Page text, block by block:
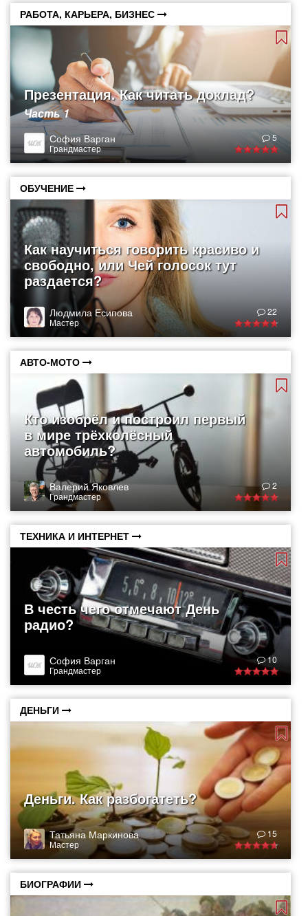
РАБОТА, КАРЬЕРА, БИЗНЕС
Презентация. Как читать доклад?
Часть 1
София Варган
Грандмастер
5
ОБУЧЕНИЕ
Как научиться говорить красиво и
свободно, или Чей голосок тут
раздается?
Людмила Есипова
Мастер
22
АВТО-МОТО
Кто изобрёл и построил первый
в мире трёхколёсный
автомобиль?
Валерий Яковлев
Грандмастер
2
ТЕХНИКА И ИНТЕРНЕТ
В честь чего отмечают День
радио?
София Варган
Грандмастер
10
ДЕНЬГИ
Деньги. Как разбогатеть?
Татьяна Маркинова
Мастер
15
БИОГРАФИИ